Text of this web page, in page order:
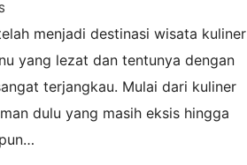
menjadi destinasi wisata kuliner
yang lezat dan tentunya dengan
terjangkau. Mulai dari kuliner
dulu yang masih eksis hingga